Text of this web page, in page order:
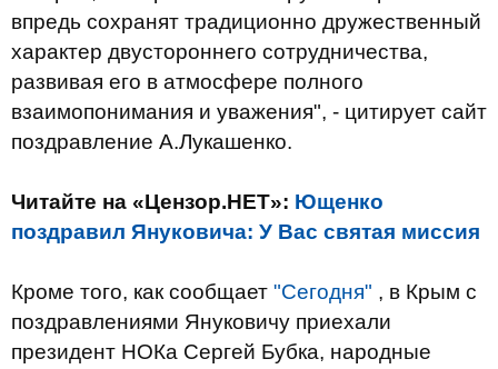
впредь сохранят традиционно дружественный
характер двустороннего сотрудничества,
развивая его в атмосфере полного
взаимопонимания и уважения", - цитирует сайт
поздравление А.Лукашенко.
Читайте на «Цензор.НЕТ»: Ющенко
поздравил Януковича: У Вас святая миссия
Кроме того, как сообщает "Сегодня" , в Крым с
поздравлениями Януковичу приехали
президент НОКа Сергей Бубка, народные